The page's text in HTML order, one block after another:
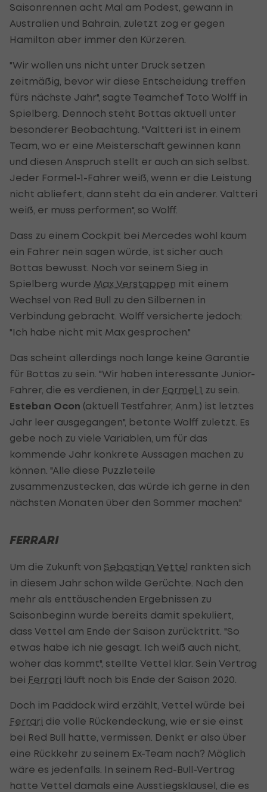
Saisonrennen acht Mal am Podest, gewann in
Australien und Bahrain, zuletzt zog er gegen
Hamilton aber immer den Kürzeren.
"Wir wollen uns nicht unter Druck setzen
zeitmäßig, bevor wir diese Entscheidung treffen
fürs nächste Jahr", sagte Teamchef Toto Wolff in
Spielberg. Dennoch steht Bottas aktuell unter
besonderer Beobachtung. "Valtteri ist in einem
Team, wo er eine Meisterschaft gewinnen kann
und diesen Anspruch stellt er auch an sich selbst.
Jeder Formel-1-Fahrer weiß, wenn er die Leistung
nicht abliefert, dann steht da ein anderer. Valtteri
weiß, er muss performen", so Wolff.
Dass zu einem Cockpit bei Mercedes wohl kaum
ein Fahrer nein sagen würde, ist sicher auch
Bottas bewusst. Noch vor seinem Sieg in
Spielberg wurde Max Verstappen mit einem
Wechsel von Red Bull zu den Silbernen in
Verbindung gebracht. Wolff versicherte jedoch:
"Ich habe nicht mit Max gesprochen."
Das scheint allerdings noch lange keine Garantie
für Bottas zu sein. "Wir haben interessante Junior-
Fahrer, die es verdienen, in der Formel 1 zu sein.
Esteban Ocon (aktuell Testfahrer, Anm.) ist letztes
Jahr leer ausgegangen", betonte Wolff zuletzt. Es
gebe noch zu viele Variablen, um für das
kommende Jahr konkrete Aussagen machen zu
können. "Alle diese Puzzleteile
zusammenzustecken, das würde ich gerne in den
nächsten Monaten über den Sommer machen."
FERRARI
Um die Zukunft von Sebastian Vettel rankten sich
in diesem Jahr schon wilde Gerüchte. Nach den
mehr als enttäuschenden Ergebnissen zu
Saisonbeginn wurde bereits damit spekuliert,
dass Vettel am Ende der Saison zurücktritt. "So
etwas habe ich nie gesagt. Ich weiß auch nicht,
woher das kommt", stellte Vettel klar. Sein Vertrag
bei Ferrari läuft noch bis Ende der Saison 2020.
Doch im Paddock wird erzählt, Vettel würde bei
Ferrari die volle Rückendeckung, wie er sie einst
bei Red Bull hatte, vermissen. Denkt er also über
eine Rückkehr zu seinem Ex-Team nach? Möglich
wäre es jedenfalls. In seinem Red-Bull-Vertrag
hatte Vettel damals eine Ausstiegsklausel, die es